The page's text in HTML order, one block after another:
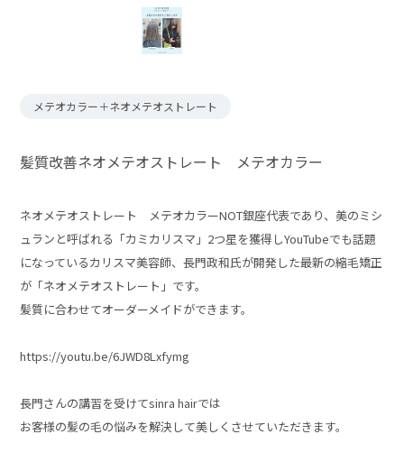
メテオカラー＋ネオメテオストレート
髪質改善ネオメテオストレート メテオカラー
ネオメテオストレート メテオカラーNOT銀座代表であり、美のミシ
ュランと呼ばれる「カミカリスマ」2つ星を獲得しYouTubeでも話題
になっているカリスマ美容師、長門政和氏が開発した最新の縮毛矯正
が「ネオメテオストレート」です。
髪質に合わせてオーダーメイドができます。
https://youtu.be/6JWD8Lxfymg
長門さんの講習を受けてsinra hairでは
お客様の髪の毛の悩みを解決して美しくさせていただきます。